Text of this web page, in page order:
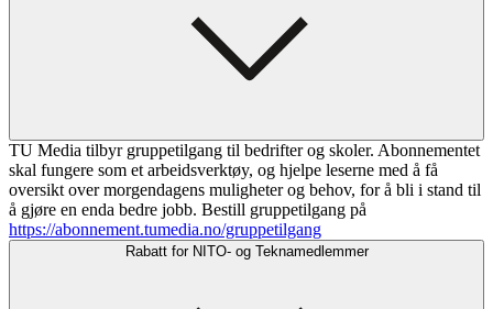
TU Media tilbyr gruppetilgang til bedrifter og skoler. Abonnementet
skal fungere som et arbeidsverktøy, og hjelpe leserne med å få
oversikt over morgendagens muligheter og behov, for å bli i stand til
å gjøre en enda bedre jobb. Bestill gruppetilgang på
https://abonnement.tumedia.no/gruppetilgang
Rabatt for NITO- og Teknamedlemmer